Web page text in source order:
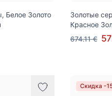
Белое Золото
Золотые
Красное
674.11 €
Скидка -